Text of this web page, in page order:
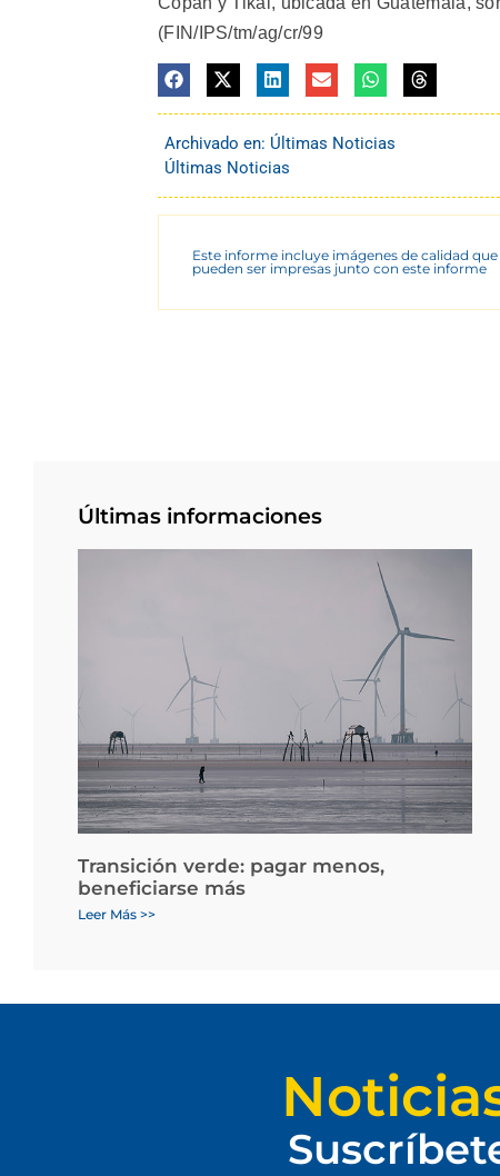
(FIN/IPS/tm/ag/cr/99
Archivado en: Últimas Noticias
Últimas Noticias
Este informe incluye imágenes de calidad
pueden ser impresas junto con este informe
Últimas informaciones
Transición verde: pagar menos,
beneficiarse más
Leer Más >>